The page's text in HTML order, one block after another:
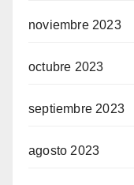
noviembre 2023
octubre 2023
septiembre 2023
agosto 2023